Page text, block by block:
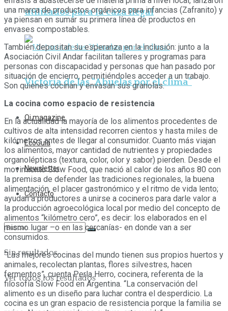
utilizados para la caza ilegal
Victoria de las “Abuelas por el clima”
Qi magazine
EcoGuía
Newsletter
Contacto
Sin resultados.
Ver todos los resultados
una marca de productos orgánicos para infancias (Zafranito) y
ya piensan en sumar su primera línea de productos en
envases compostables.
También depositan su esperanza en la inclusión: junto a la
Asociación Civil Andar facilitan talleres y programas para
personas con discapacidad y personas que han pasado por
situación de encierro, permitiéndoles acceder a un trabajo.
Son quienes cocinan y envasan sus granolas.
La cocina como espacio de resistencia
En la actualidad la mayoría de los alimentos procedentes de
cultivos de alta intensidad recorren cientos y hasta miles de
kilómetros antes de llegar al consumidor. Cuanto más viajan
los alimentos, mayor cantidad de nutrientes y propiedades
organolépticas (textura, color, olor y sabor) pierden. Desde el
movimiento Slow Food, que nació al calor de los años 80 con
la premisa de defender las tradiciones regionales, la buena
alimentación, el placer gastronómico y el ritmo de vida lento;
ayudan a productores a unirse a cocineros para darle valor a
la producción agroecológica local por medio del concepto de
alimentos “kilómetro cero”, es decir: los elaborados en el
mismo lugar –o en las cercanías- en donde van a ser
consumidos.
“Las mejores cocinas del mundo tienen sus propios huertos y
animales, recolectan plantas, flores silvestres, hacen
fermentos”, cuenta Perla Herro, cocinera, referenta de la
filosofía Slow Food en Argentina. “La conservación del
alimento es un diseño para luchar contra el desperdicio. La
cocina es un gran espacio de resistencia porque la familia se